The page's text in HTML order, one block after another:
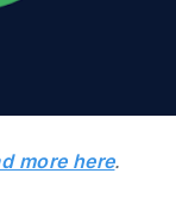
more here.